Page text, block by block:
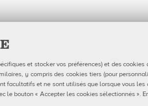
et stocker vos préférences) et des cookies
y compris des cookies tiers (pour
facultatifs et ne sont utilisés que lorsque vous les
le bouton « Accepter les cookies sélectionnés ».